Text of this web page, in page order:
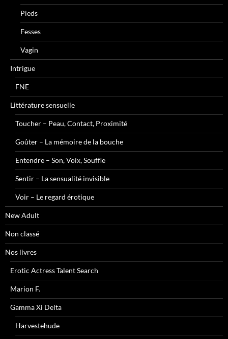
Pieds
Fesses
Vagin
Intrigue
FNE
Littérature sensuelle
Toucher – Peau, Contact, Proximité
Goûter – La mémoire de la bouche
Entendre – Son, Voix, Souffle
Sentir – La sensualité invisible
Voir – Le regard érotique
New Adult
Non classé
Nos livres
Erotic Actress Talent Search
Marion F.
Gamma Xi Delta
Harvestehude